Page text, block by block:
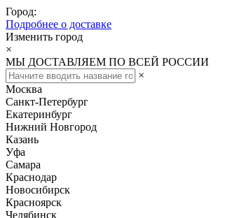
Город:
Подробнее о доставке
Изменить город
×
МЫ ДОСТАВЛЯЕМ ПО ВСЕЙ РОССИИ
×
Москва
Санкт-Петербург
Екатеринбург
Нижний Новгород
Казань
Уфа
Самара
Краснодар
Новосибирск
Красноярск
Челябинск